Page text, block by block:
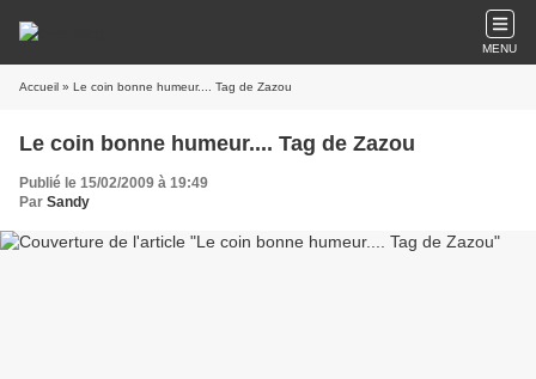
MENU
Accueil » Le coin bonne humeur.... Tag de Zazou
Le coin bonne humeur.... Tag de Zazou
Publié le 15/02/2009 à 19:49
Par Sandy